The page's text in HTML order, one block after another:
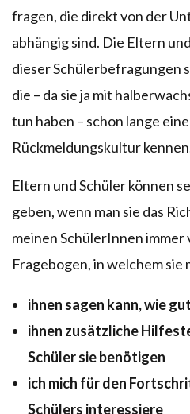
fragen, die direkt von der
abhängig sind. Die Eltern
dieser Schülerbefragungen
die – da sie ja mit
tun haben – schon lange
Rückmeldungskultur
Eltern und Schüler können
geben, wenn man sie das
meinen SchülerInnen immer
Fragebogen, in welchem sie
ihnen sagen kann, wie
ihnen zusätzliche
Schüler sie benötigen
ich mich für den
Schülers interessiere